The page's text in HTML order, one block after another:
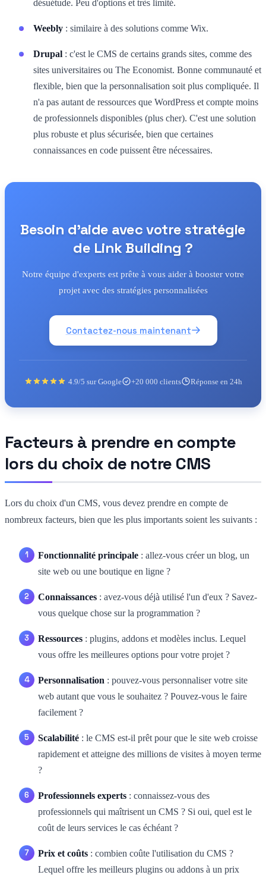
désuétude. Peu d'options et très limité.
Weebly : similaire à des solutions comme Wix.
Drupal : c'est le CMS de certains grands sites, comme des
sites universitaires ou The Economist. Bonne communauté et
flexible, bien que la personnalisation soit plus compliquée. Il
n'a pas autant de ressources que WordPress et compte moins
de professionnels disponibles (plus cher). C'est une solution
plus robuste et plus sécurisée, bien que certaines
connaissances en code puissent être nécessaires.
Besoin d'aide avec votre stratégie
de Link Building ?
Notre équipe d'experts est prête à vous aider à booster votre
projet avec des stratégies personnalisées
Contactez-nous maintenant
4.9/5 sur Google +20 000 clients Réponse en 24h
Facteurs à prendre en compte
lors du choix de notre CMS
Lors du choix d'un CMS, vous devez prendre en compte de
nombreux facteurs, bien que les plus importants soient les suivants :
Fonctionnalité principale : allez-vous créer un blog, un
site web ou une boutique en ligne ?
Connaissances : avez-vous déjà utilisé l'un d'eux ? Savez-
vous quelque chose sur la programmation ?
Ressources : plugins, addons et modèles inclus. Lequel
vous offre les meilleures options pour votre projet ?
Personnalisation : pouvez-vous personnaliser votre site
web autant que vous le souhaitez ? Pouvez-vous le faire
facilement ?
Scalabilité : le CMS est-il prêt pour que le site web croisse
rapidement et atteigne des millions de visites à moyen terme
?
Professionnels experts : connaissez-vous des
professionnels qui maîtrisent un CMS ? Si oui, quel est le
coût de leurs services le cas échéant ?
Prix et coûts : combien coûte l'utilisation du CMS ?
Lequel offre les meilleurs plugins ou addons à un prix